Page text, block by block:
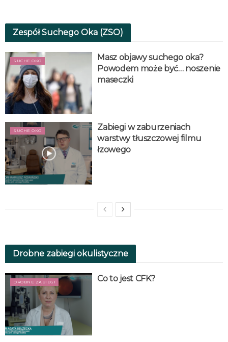
Zespół Suchego Oka (ZSO)
SUCHE OKO
Masz objawy suchego oka?
Powodem może być… noszenie
maseczki
SUCHE OKO
Zabiegi w zaburzeniach
warstwy tłuszczowej filmu
łzowego
Drobne zabiegi okulistyczne
DROBNE ZABIEGI Co to jest CFK?